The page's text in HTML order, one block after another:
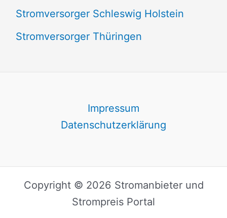
Stromversorger Schleswig Holstein
Stromversorger Thüringen
Impressum
Datenschutzerklärung
Copyright © 2026 Stromanbieter und
Strompreis Portal